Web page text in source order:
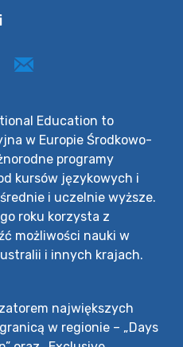
Education to
w Europie Środkowo-
programy
kursów językowych i
i uczelnie wyższe.
roku korzysta z
możliwości nauki w
i innych krajach.
największych
w regionie – „Days